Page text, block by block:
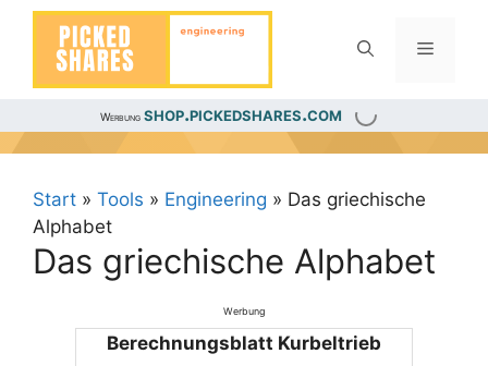
Zum
springen
Menü
Werbung shop.pickedshares.com
Start » Tools » Engineering » Das griechische
Alphabet
Das griechische Alphabet
Werbung
Berechnungsblatt Kurbeltrieb